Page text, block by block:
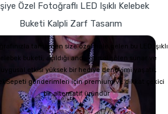
Özel Fotoğraflı LED Işıklı Kelebek
Buketi Kalpli Zarf Tasarım
tamamen size özel hale gelen bu LED ışıklı
kelebek buketi, açıldığı anda görsel şölen sunar ve
duygusal etkisi yüksek bir hediye deneyimi yaşatır.
gönderimleri için premium ve dikkat çekici
bir alternatif üründür